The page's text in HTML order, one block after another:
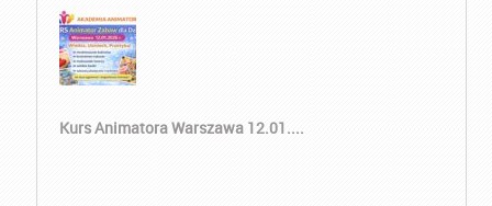
Kurs Animatora Warszawa 12.01....